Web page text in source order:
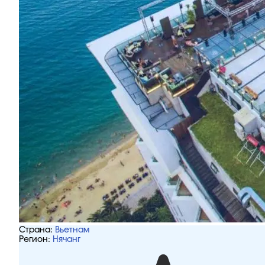
Страна: Вьетнам
Регион: Нячанг